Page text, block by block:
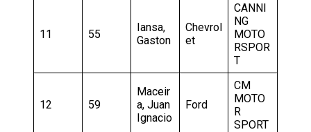
11 55
Iansa,
Gaston
Chevrol
et
CANNI
NG
MOTO
RSPOR
T
12 59
Maceir
a, Juan
Ignacio
Ford
CM
MOTO
R
SPORT